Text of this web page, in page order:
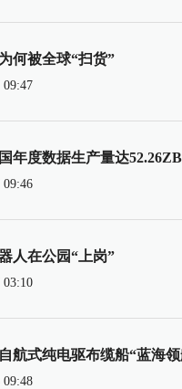
何被全球“扫货”
09:47
年度数据生产量达52.26ZB
09:46
人在公园“上岗”
03:10
航式纯电驱布缆船“蓝海
09:48